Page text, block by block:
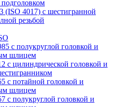
(ISO 4017) с шестигранной
резьбой
с полукруглой головкой и
шлицем
с цилиндрической головкой и
с потайной головкой и
шлицем
с полукруглой головкой и